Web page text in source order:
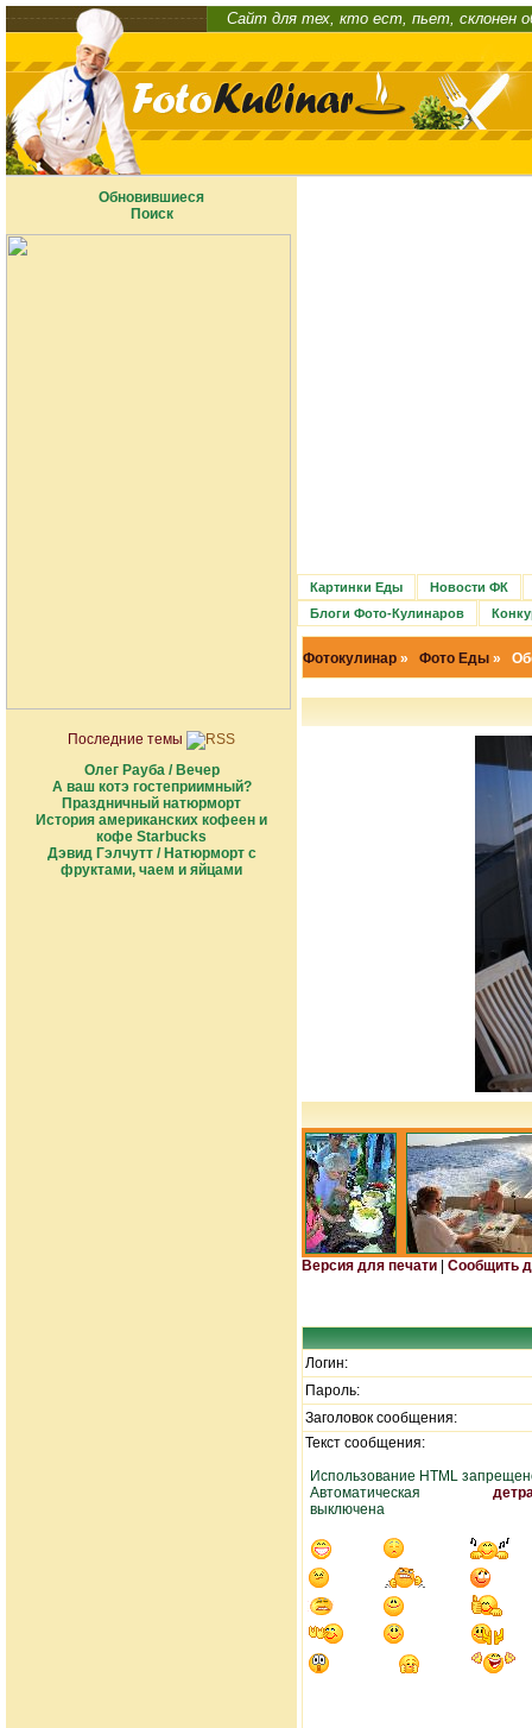
Сайт для тех, кто ест, пьет, склонен
Обновившиеся
Поиск
Последние темы
Олег Рауба / Вечер
А ваш котэ гостеприимный?
Праздничный натюрморт
История американских кофеен и
кофе Starbucks
Дэвид Гэлчутт / Натюрморт с
фруктами, чаем и яйцами
Картинки Еды
Новости ФК
Блоги Фото-Кулинаров
Фотокулинар » Фото Еды »
Версия для печати Сообщить
Логин:
Пароль:
Заголовок сообщения:
Текст сообщения:
Использование HTML
Автоматическая
выключена